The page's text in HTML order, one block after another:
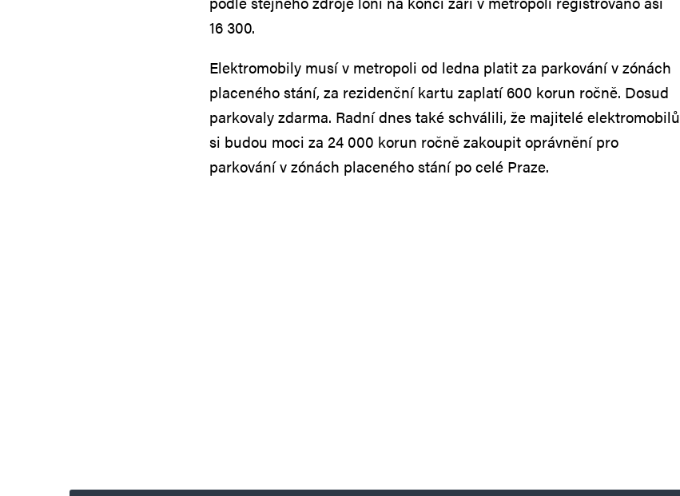
16 300.
Elektromobily musí v metropoli od ledna platit za parkování v zónách
placeného stání, za rezidenční kartu zaplatí 600 korun ročně. Dosud
parkovaly zdarma. Radní dnes také schválili, že majitelé elektromobilů
si budou moci za 24 000 korun ročně zakoupit oprávnění pro
parkování v zónách placeného stání po celé Praze.